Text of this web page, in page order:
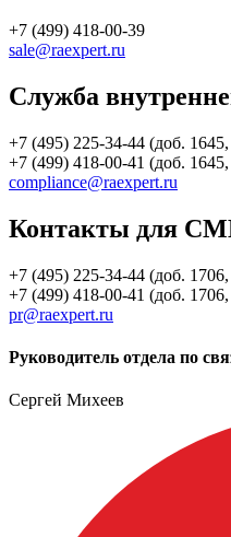
+7 (499) 418-00-39
sale@raexpert.ru
Служба
+7 (495) 225-34-44 (доб.
+7 (499) 418-00-41 (доб.
compliance@raexpert.ru
Контакты для
+7 (495) 225-34-44 (доб.
+7 (499) 418-00-41 (доб.
pr@raexpert.ru
Руководитель отдела по
Сергей Михеев